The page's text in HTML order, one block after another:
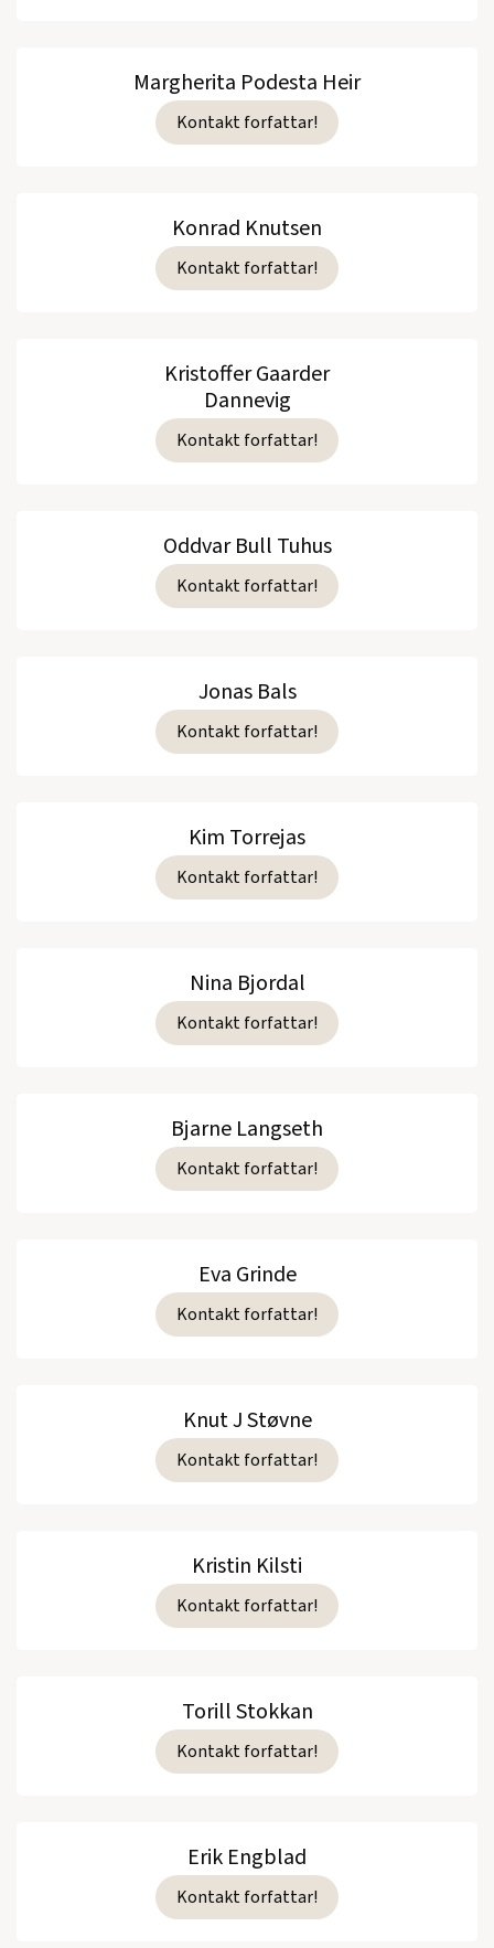
Margherita Podesta Heir
Kontakt forfattar!
Konrad Knutsen
Kontakt forfattar!
Kristoffer Gaarder
Dannevig
Kontakt forfattar!
Oddvar Bull Tuhus
Kontakt forfattar!
Jonas Bals
Kontakt forfattar!
Kim Torrejas
Kontakt forfattar!
Nina Bjordal
Kontakt forfattar!
Bjarne Langseth
Kontakt forfattar!
Eva Grinde
Kontakt forfattar!
Knut J Støvne
Kontakt forfattar!
Kristin Kilsti
Kontakt forfattar!
Torill Stokkan
Kontakt forfattar!
Erik Engblad
Kontakt forfattar!